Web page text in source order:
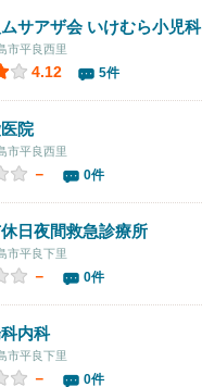
サアザ会 いけむら小児科
市平良西里
4.12 5件
院
市平良西里
－ 0件
日夜間救急診療所
市平良下里
－ 0件
内科
市平良下里
－ 0件